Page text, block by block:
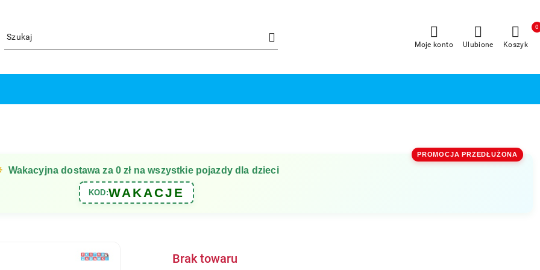
Moje konto Ulubione Koszyk
0
PROMOCJA PRZEDŁUŻONA
Wakacyjna dostawa za 0 zł na wszystkie pojazdy dla dzieci
KOD:WAKACJE
Brak towaru